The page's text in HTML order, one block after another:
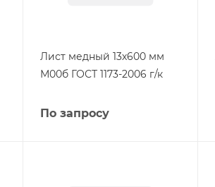
Лист медный 13х600 мм
М00б ГОСТ 1173-2006 г/к
По запросу